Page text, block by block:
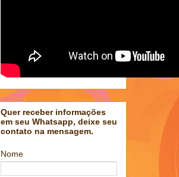
Quer receber informações
em seu Whatsapp, deixe seu
contato na mensagem.
Nome